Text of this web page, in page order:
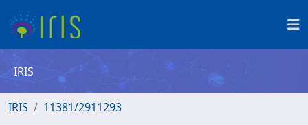
IRIS
IRIS 11381/2911293